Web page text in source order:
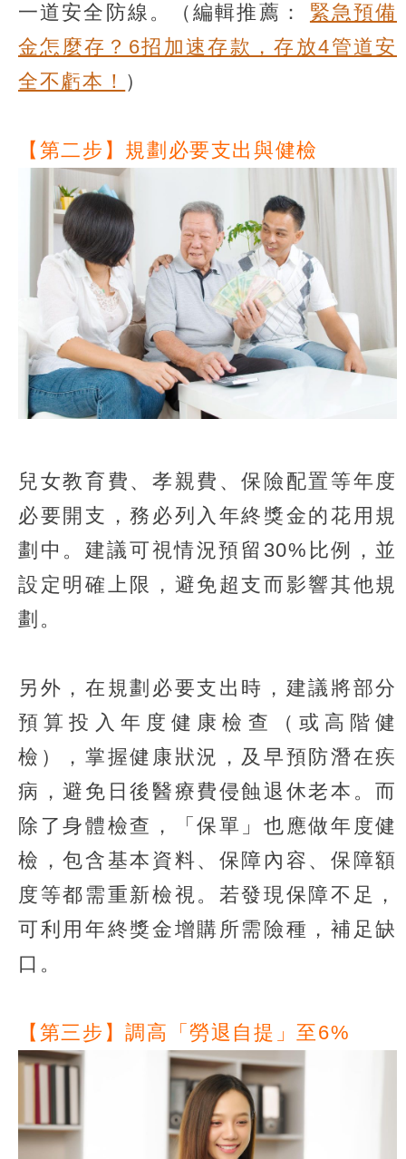
一道安全防線。（編輯推薦： 緊急預備
金怎麼存？6招加速存款，存放4管道安
全不虧本！ ）
【第二步】規劃必要支出與健檢
兒女教育費、孝親費、保險配置等年度
必要開支，務必列入年終獎金的花用規
劃中。建議可視情況預留30%比例，並
設定明確上限，避免超支而影響其他規
劃。
另外，在規劃必要支出時，建議將部分
預算投入年度健康檢查（或高階健
檢），掌握健康狀況，及早預防潛在疾
病，避免日後醫療費侵蝕退休老本。而
除了身體檢查，「保單」也應做年度健
檢，包含基本資料、保障內容、保障額
度等都需重新檢視。若發現保障不足，
可利用年終獎金增購所需險種，補足缺
口。
【第三步】調高「勞退自提」至6%